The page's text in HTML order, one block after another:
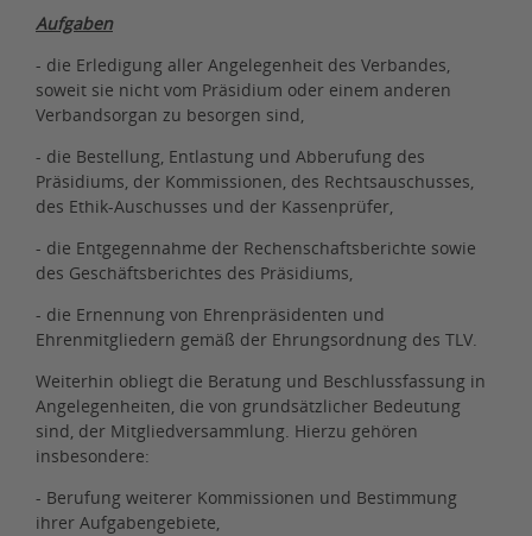
Aufgaben
- die Erledigung aller Angelegenheit des Verbandes,
soweit sie nicht vom Präsidium oder einem anderen
Verbandsorgan zu besorgen sind,
- die Bestellung, Entlastung und Abberufung des
Präsidiums, der Kommissionen, des Rechtsauschusses,
des Ethik-Auschusses und der Kassenprüfer,
- die Entgegennahme der Rechenschaftsberichte sowie
des Geschäftsberichtes des Präsidiums,
- die Ernennung von Ehrenpräsidenten und
Ehrenmitgliedern gemäß der Ehrungsordnung des TLV.
Weiterhin obliegt die Beratung und Beschlussfassung in
Angelegenheiten, die von grundsätzlicher Bedeutung
sind, der Mitgliedversammlung. Hierzu gehören
insbesondere:
- Berufung weiterer Kommissionen und Bestimmung
ihrer Aufgabengebiete,